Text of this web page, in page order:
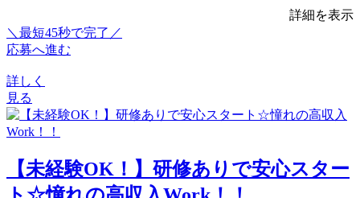
詳細を表示
＼最短45秒で完了／
応募へ進む
詳しく
見る
【未経験OK！】研修ありで安心スター